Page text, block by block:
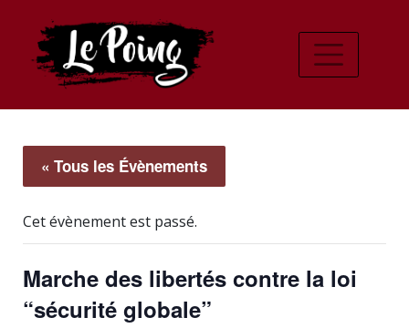
« Tous les Évènements
Cet évènement est passé.
Marche des libertés contre la loi
“sécurité globale”